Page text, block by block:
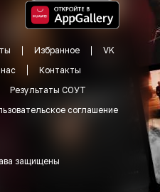
Избранное
VK
Контакты
Результаты СОУТ
соглашение
защищены